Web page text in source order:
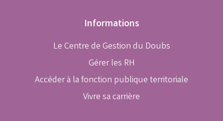
Informations
Le Centre de Gestion du Doubs
Gérer les RH
Accéder à la fonction publique territoriale
Vivre sa carrière